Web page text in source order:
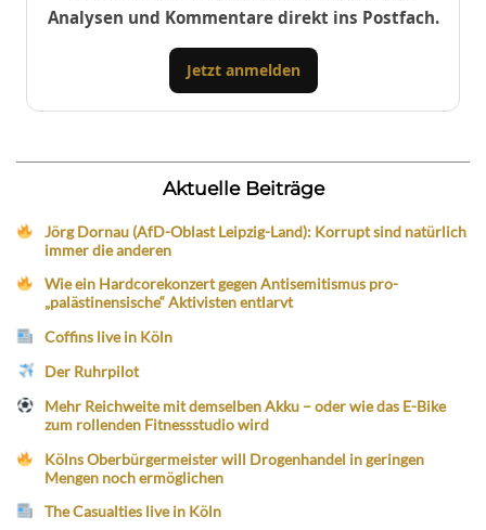
Analysen und Kommentare direkt ins Postfach.
Jetzt anmelden
Aktuelle Beiträge
Jörg Dornau (AfD-Oblast Leipzig-Land): Korrupt sind natürlich
immer die anderen
Wie ein Hardcorekonzert gegen Antisemitismus pro-
„palästinensische“ Aktivisten entlarvt
Coffins live in Köln
Der Ruhrpilot
Mehr Reichweite mit demselben Akku – oder wie das E-Bike
zum rollenden Fitnessstudio wird
Kölns Oberbürgermeister will Drogenhandel in geringen
Mengen noch ermöglichen
The Casualties live in Köln